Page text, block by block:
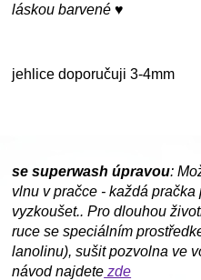
láskou barvené ♥
jehlice doporučuji 3-4mm
se superwash úpravou:
vlnu v pračce - každá
vyzkoušet.. Pro dlouhou
ruce se speciálním
lanolinu), sušit pozvolna ve
návod najdete zde